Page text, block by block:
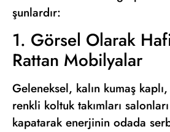
şunlardır:
1. Görsel Olarak
Rattan Mobilyalar
Geleneksel, kalın kumaş
renkli koltuk takımları
kapatarak enerjinin odada